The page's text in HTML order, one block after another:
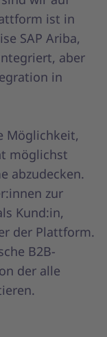
ist in
SAP Ariba,
aber
in
Möglichkeit,
möglichst
abzudecken.
zur
Kund:in,
der Plattform.
B2B-
der alle